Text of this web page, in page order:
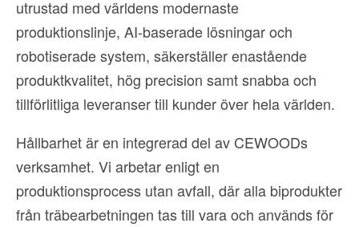
utrustad med världens modernaste
produktionslinje, AI-baserade lösningar och
robotiserade system, säkerställer enastående
produktkvalitet, hög precision samt snabba och
tillförlitliga leveranser till kunder över hela världen.
Hållbarhet är en integrerad del av CEWOODs
verksamhet. Vi arbetar enligt en
produktionsprocess utan avfall, där alla biprodukter
från träbearbetningen tas till vara och används för